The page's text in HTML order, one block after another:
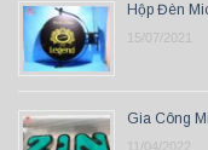
Hộp Đèn
15/07/2021
Gia Công
11/04/2022